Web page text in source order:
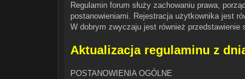
Regulamin forum służy zachowaniu prawa,
postanowieniami. Rejestracja użytkownika jest
W dobrym zwyczaju jest również
Aktualizacja regulaminu z
POSTANOWIENIA OGÓLNE